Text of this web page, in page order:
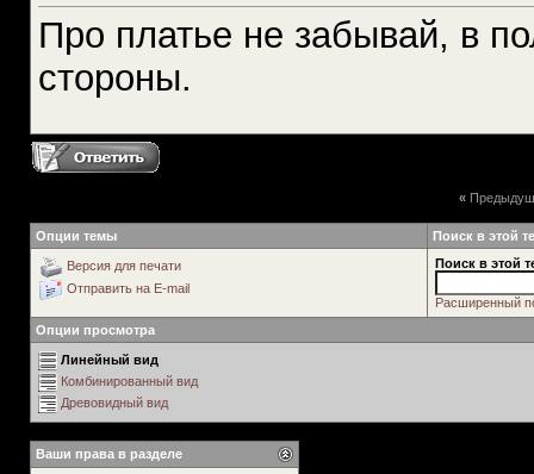
Про платье не забывай, в
стороны.
«
Опции темы Поиск в этой
Версия для печати
Отправить на E-mail
Поиск в этой
Расширенный
Опции просмотра
Линейный вид
Комбинированный вид
Древовидный вид
Ваши права в разделе